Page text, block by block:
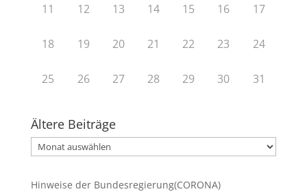
11 12 13 14 15 16 17
18 19 20 21 22 23 24
25 26 27 28 29 30 31
Ältere Beiträge
Ältere
Beiträge
Hinweise der Bundesregierung(CORONA)